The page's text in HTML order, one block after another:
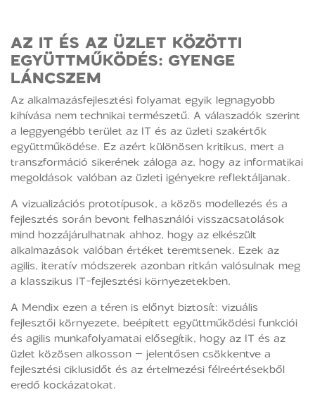
AZ IT ÉS AZ ÜZLET KÖZÖTTI
EGYÜTTMŰKÖDÉS: GYENGE
LÁNCSZEM
Az alkalmazásfejlesztési folyamat egyik legnagyobb
kihívása nem technikai természetű. A válaszadók szerint
a leggyengébb terület az IT és az üzleti szakértők
együttműködése. Ez azért különösen kritikus, mert a
transzformáció sikerének záloga az, hogy az informatikai
megoldások valóban az üzleti igényekre reflektáljanak.
A vizualizációs prototípusok, a közös modellezés és a
fejlesztés során bevont felhasználói visszacsatolások
mind hozzájárulhatnak ahhoz, hogy az elkészült
alkalmazások valóban értéket teremtsenek. Ezek az
agilis, iteratív módszerek azonban ritkán valósulnak meg
a klasszikus IT-fejlesztési környezetekben.
A Mendix ezen a téren is előnyt biztosít: vizuális
fejlesztői környezete, beépített együttműködési funkciói
és agilis munkafolyamatai elősegítik, hogy az IT és az
üzlet közösen alkosson – jelentősen csökkentve a
fejlesztési ciklusidőt és az értelmezési félreértésekből
eredő kockázatokat.